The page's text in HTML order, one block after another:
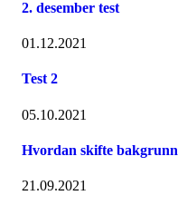
2. desember test
01.12.2021
Test 2
05.10.2021
Hvordan skifte bakgrunn
21.09.2021